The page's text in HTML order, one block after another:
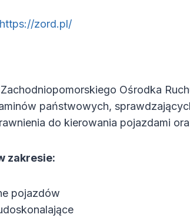
https://zord.pl/
Ośrodka
państwowych,
do kierowania pojazdami
zakresie:
pojazdów